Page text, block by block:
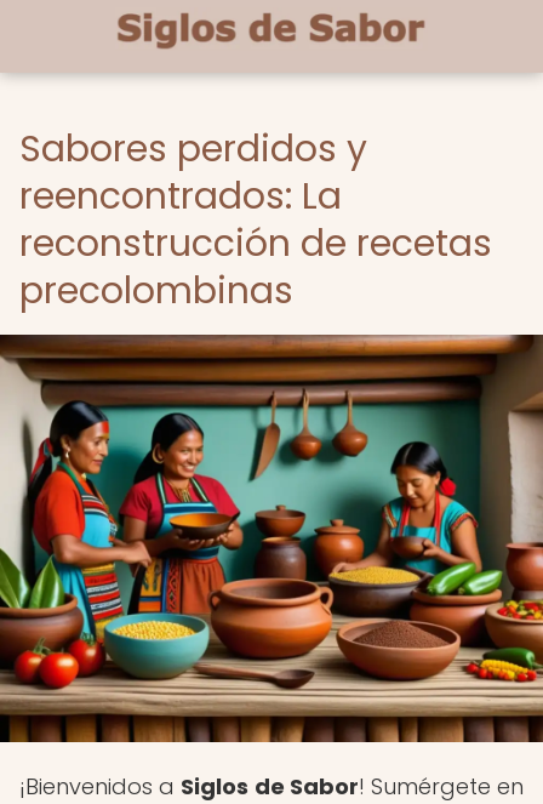
Sabores perdidos y
reencontrados: La
reconstrucción de recetas
precolombinas
¡Bienvenidos a Siglos de Sabor! Sumérgete en